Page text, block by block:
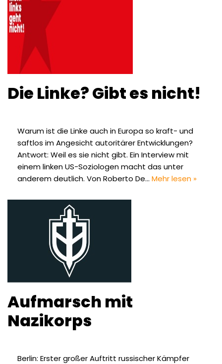
Die Linke? Gibt es nicht!
Warum ist die Linke auch in Europa so kraft- und
saftlos im Angesicht autoritärer Entwicklungen?
Antwort: Weil es sie nicht gibt. Ein Interview mit
einem linken US-Soziologen macht das unter
anderem deutlich. Von Roberto De… Mehr lesen »
Aufmarsch mit
Nazikorps
Berlin: Erster großer Auftritt russischer Kämpfer